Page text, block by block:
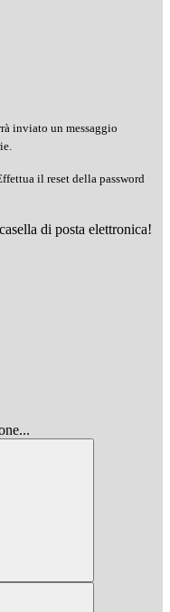
inviato un messaggio
il reset della password
di posta elettronica!